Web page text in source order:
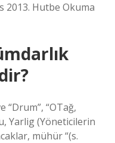
2013. Hutbe Okuma
“Drum”, “OTağ,
Yarlig (Yöneticilerin
mühür “(s.